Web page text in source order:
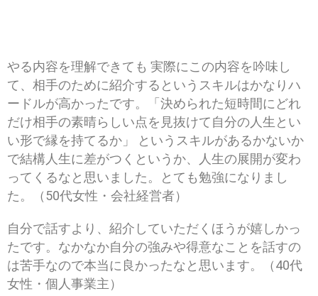
やる内容を理解できても 実際にこの内容を吟味し
て、相手のために紹介するというスキルはかなりハ
ードルが高かったです。「決められた短時間にどれ
だけ相手の素晴らしい点を見抜けて自分の人生とい
い形で縁を持てるか」 というスキルがあるかないか
で結構人生に差がつくというか、人生の展開が変わ
ってくるなと思いました。とても勉強になりまし
た。（50代女性・会社経営者）
自分で話すより、紹介していただくほうが嬉しかっ
たです。なかなか自分の強みや得意なことを話すの
は苦手なので本当に良かったなと思います。（40代
女性・個人事業主）